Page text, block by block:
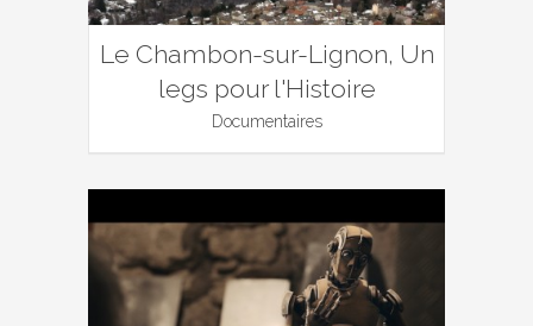
Le Chambon-sur-Lignon, Un
legs pour l'Histoire
Documentaires